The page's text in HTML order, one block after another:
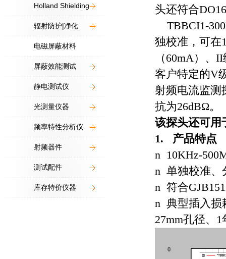
Holland Shielding
辐射防护|净化
电磁屏蔽材料
屏蔽效能测试
静电测试仪
光测量仪器
频率特性分析仪
射频器件
测试配件
库存特价仪器
头还符合
TBBCI1-
独校准，可在
（60mA）、 II
客户特定的V
射频电流监测
抗为26dBΩ。
该探头还可用
1. 产品特点
n 10KHz-
n 单独校准、
n 符合
n 典型插入
27mm孔径、 1